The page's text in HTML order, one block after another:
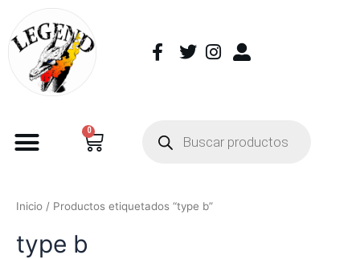
0
Inicio / Productos etiquetados “type b”
type b